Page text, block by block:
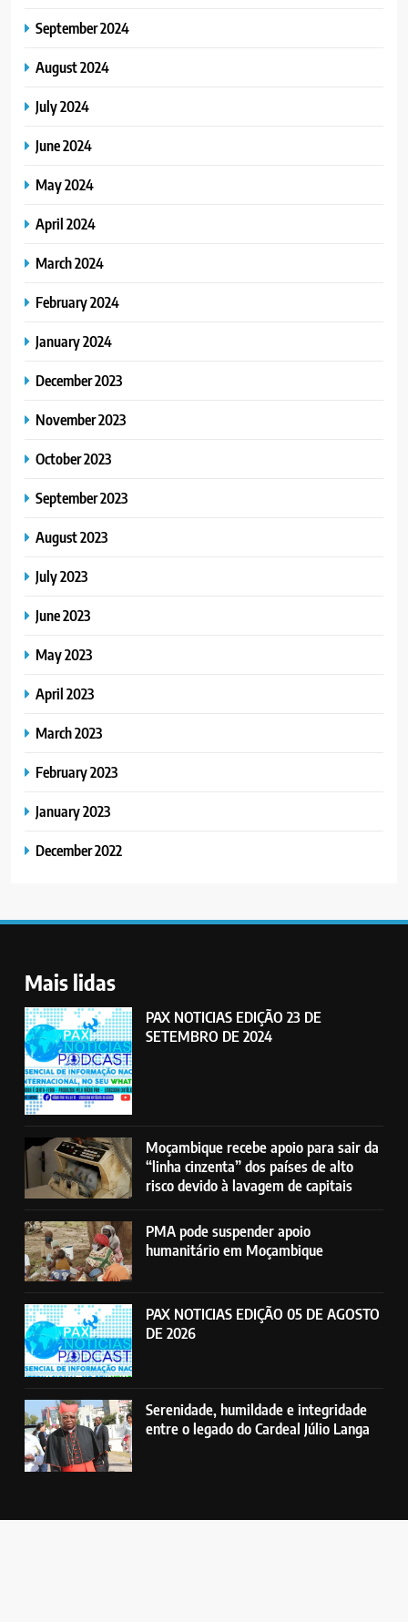
September 2024
August 2024
July 2024
June 2024
May 2024
April 2024
March 2024
February 2024
January 2024
December 2023
November 2023
October 2023
September 2023
August 2023
July 2023
June 2023
May 2023
April 2023
March 2023
February 2023
January 2023
December 2022
Mais lidas
PAX NOTICIAS EDIÇÃO 23 DE
SETEMBRO DE 2024
Moçambique recebe apoio para sair da
“linha cinzenta” dos países de alto
risco devido à lavagem de capitais
PMA pode suspender apoio
humanitário em Moçambique
PAX NOTICIAS EDIÇÃO 05 DE AGOSTO
DE 2026
Serenidade, humildade e integridade
entre o legado do Cardeal Júlio Langa